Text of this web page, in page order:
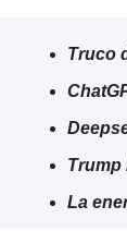
Truco
Trump
La